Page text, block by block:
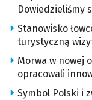
Dowiedzieliśmy
Stanowisko
turystyczną
Morwa w nowej
opracowali
Symbol Polski i